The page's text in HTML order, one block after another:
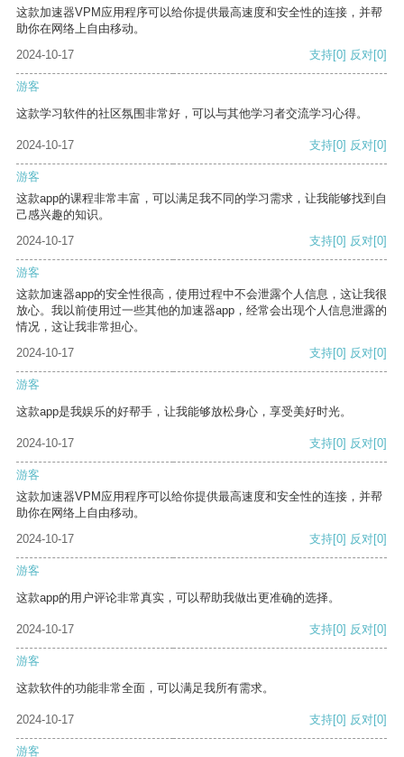
这款加速器VPM应用程序可以给你提供最高速度和安全性的连接，并帮
助你在网络上自由移动。
2024-10-17
支持[0] 反对[0]
游客
这款学习软件的社区氛围非常好，可以与其他学习者交流学习心得。
2024-10-17 支持[0] 反对[0]
游客
这款app的课程非常丰富，可以满足我不同的学习需求，让我能够找到自
己感兴趣的知识。
2024-10-17
支持[0] 反对[0]
游客
这款加速器app的安全性很高，使用过程中不会泄露个人信息，这让我很
放心。我以前使用过一些其他的加速器app，经常会出现个人信息泄露的
情况，这让我非常担心。
2024-10-17
支持[0] 反对[0]
游客
这款app是我娱乐的好帮手，让我能够放松身心，享受美好时光。
2024-10-17 支持[0] 反对[0]
游客
这款加速器VPM应用程序可以给你提供最高速度和安全性的连接，并帮
助你在网络上自由移动。
2024-10-17
支持[0] 反对[0]
游客
这款app的用户评论非常真实，可以帮助我做出更准确的选择。
2024-10-17 支持[0] 反对[0]
游客
这款软件的功能非常全面，可以满足我所有需求。
2024-10-17 支持[0] 反对[0]
游客